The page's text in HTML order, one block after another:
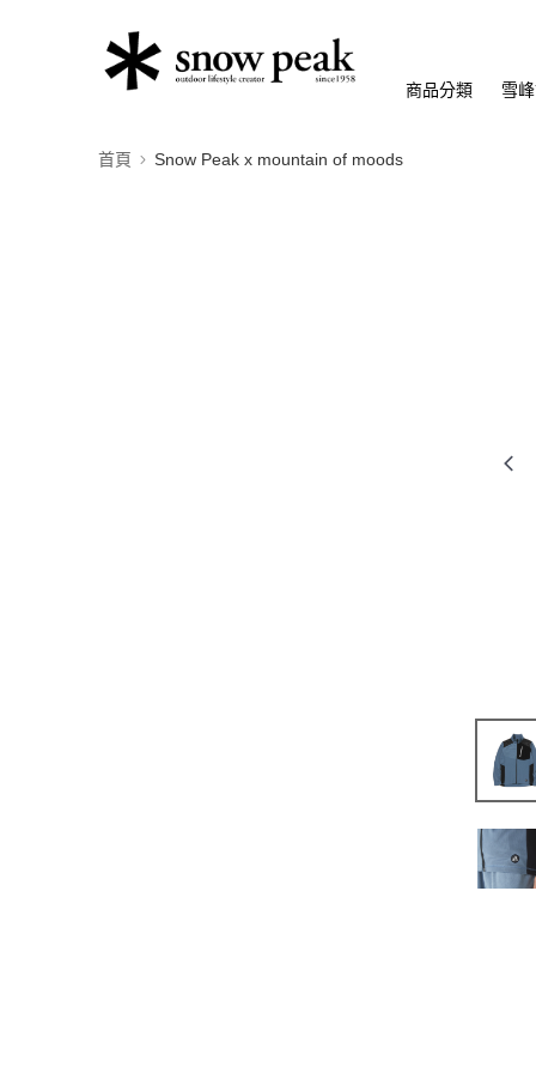
商品分類 雪
首頁 Snow Peak x mountain of moods